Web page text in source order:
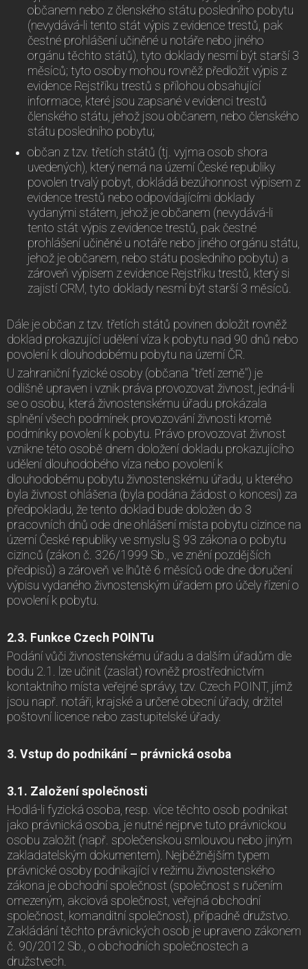
občanem nebo z členského státu posledního pobytu
(nevydává-li tento stát výpis z evidence trestů, pak
čestné prohlášení učiněné u notáře nebo jiného
orgánu těchto států), tyto doklady nesmí být starší 3
měsíců; tyto osoby mohou rovněž předložit výpis z
evidence Rejstříku trestů s přílohou obsahující
informace, které jsou zapsané v evidenci trestů
členského státu, jehož jsou občanem, nebo členského
státu posledního pobytu;
občan z tzv. třetích států (tj. vyjma osob shora
uvedených), který nemá na území České republiky
povolen trvalý pobyt, dokládá bezúhonnost výpisem z
evidence trestů nebo odpovídajícími doklady
vydanými státem, jehož je občanem (nevydává-li
tento stát výpis z evidence trestů, pak čestné
prohlášení učiněné u notáře nebo jiného orgánu státu,
jehož je občanem, nebo státu posledního pobytu) a
zároveň výpisem z evidence Rejstříku trestů, který si
zajistí CRM, tyto doklady nesmí být starší 3 měsíců.
Dále je občan z tzv. třetích států povinen doložit rovněž
doklad prokazující udělení víza k pobytu nad 90 dnů nebo
povolení k dlouhodobému pobytu na území ČR.
U zahraniční fyzické osoby (občana "třetí země") je
odlišně upraven i vznik práva provozovat živnost, jedná-li
se o osobu, která živnostenskému úřadu prokázala
splnění všech podmínek provozování živnosti kromě
podmínky povolení k pobytu. Právo provozovat živnost
vznikne této osobě dnem doložení dokladu prokazujícího
udělení dlouhodobého víza nebo povolení k
dlouhodobému pobytu živnostenskému úřadu, u kterého
byla živnost ohlášena (byla podána žádost o koncesi) za
předpokladu, že tento doklad bude doložen do 3
pracovních dnů ode dne ohlášení místa pobytu cizince na
území České republiky ve smyslu § 93 zákona o pobytu
cizinců (zákon č. 326/1999 Sb., ve znění pozdějších
předpisů) a zároveň ve lhůtě 6 měsíců ode dne doručení
výpisu vydaného živnostenským úřadem pro účely řízení o
povolení k pobytu.
2.3. Funkce Czech POINTu
Podání vůči živnostenskému úřadu a dalším úřadům dle
bodu 2.1. lze učinit (zaslat) rovněž prostřednictvím
kontaktního místa veřejné správy, tzv. Czech POINT, jímž
jsou např. notáři, krajské a určené obecní úřady, držitel
poštovní licence nebo zastupitelské úřady.
3. Vstup do podnikání – právnická osoba
3.1. Založení společnosti
Hodlá-li fyzická osoba, resp. více těchto osob podnikat
jako právnická osoba, je nutné nejprve tuto právnickou
osobu založit (např. společenskou smlouvou nebo jiným
zakladatelským dokumentem). Nejběžnějším typem
právnické osoby podnikající v režimu živnostenského
zákona je obchodní společnost (společnost s ručením
omezeným, akciová společnost, veřejná obchodní
společnost, komanditní společnost), případně družstvo.
Zakládání těchto právnických osob je upraveno zákonem
č. 90/2012 Sb., o obchodních společnostech a
družstvech.